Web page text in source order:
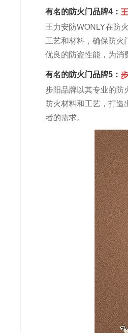
有名的防火门品牌4：
王力安防WONLY在防
工艺和材料，确保防火
优良的防盗性能，为消
有名的防火门品牌5：
步阳品牌以其专业的防
防火材料和工艺，打
者的需求。